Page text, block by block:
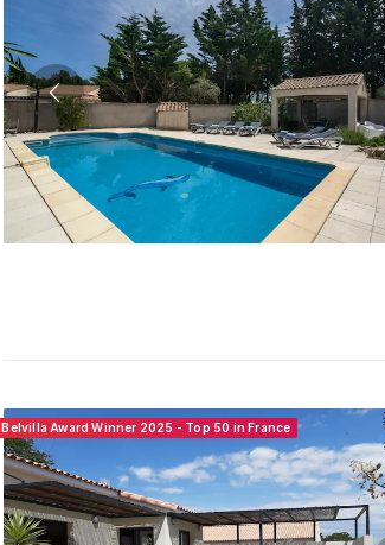
Belvilla Award Winner 2025 - Top 50 in France